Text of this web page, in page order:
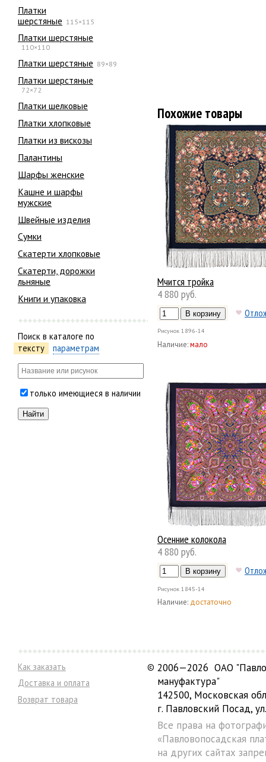
Платки
шерстяные 115×115
Платки шерстяные
110×110
Платки шерстяные 89×89
Платки шерстяные
72×72
Платки шелковые
Платки хлопковые
Платки из вискозы
Палантины
Шарфы женские
Кашне и шарфы
мужские
Швейные изделия
Сумки
Скатерти хлопковые
Скатерти, дорожки
льняные
Книги и упаковка
Поиск в каталоге по
тексту
параметрам
только имеющиеся в наличии
Похожие товары
Мчится тройка
4 880 руб.
Рисунок 1896-14
Наличие:мало
Осенние колокола
4 880 руб.
Рисунок 1845-14
Наличие: достаточно
Как заказать
Доставка и оплата
Возврат товара
© 2006—2026 ОАО
мануфактура"
142500, Московская
г. Павловский Посад,
Все права на
«Павловопосадская
на других сайтах